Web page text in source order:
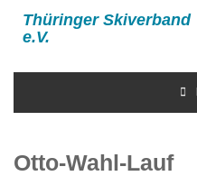
Thüringer Skiverband
e.V.
Otto-Wahl-Lauf